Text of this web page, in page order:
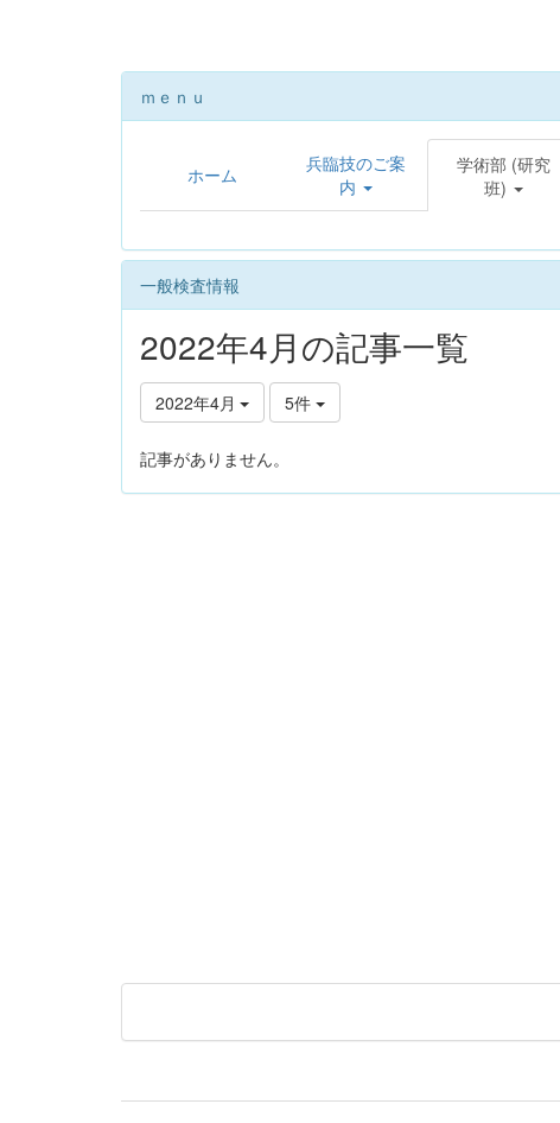
ｍｅｎｕ
ホーム
兵臨技のご案
内
学術部 (研究
班)
一般検査情報
2022年4月の記事一覧
2022年4月 5件
記事がありません。